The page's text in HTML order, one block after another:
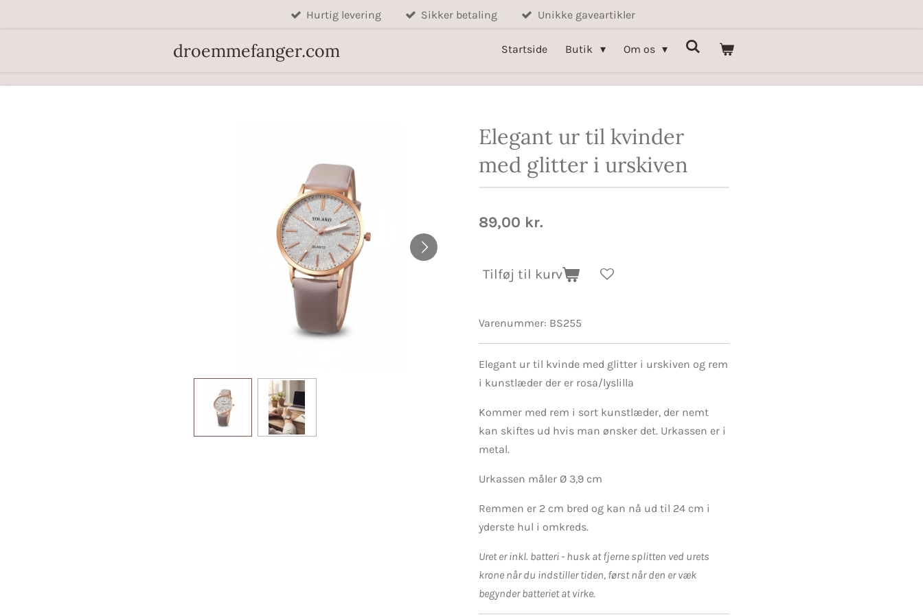
Hurtig levering Sikker betaling Unikke gaveartikler
droemmefanger.com Startside Butik Om os
Elegant ur til kvinder
med glitter i urskiven
89,00 kr.
Tilføj til kurv
Varenummer: BS255
Elegant ur til kvinde med glitter i urskiven og rem
i kunstlæder der er rosa/lyslilla
Kommer med rem i sort kunstlæder, der nemt
kan skiftes ud hvis man ønsker det. Urkassen er i
metal.
Urkassen måler Ø 3,9 cm
Remmen er 2 cm bred og kan nå ud til 24 cm i
yderste hul i omkreds.
Uret er inkl. batteri - husk at fjerne splitten ved urets
krone når du indstiller tiden, først når den er væk
begynder batteriet at virke.